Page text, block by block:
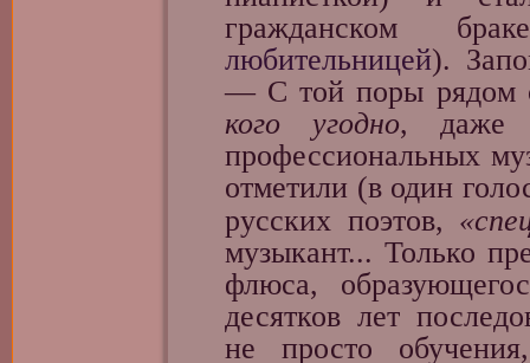
гражданском
любительницей).
— С той поры рядом
кого угодно, даже
профессиональных
отметили (в один
русских поэтов,
музыкант... Только
флюса,
десятков лет
не просто